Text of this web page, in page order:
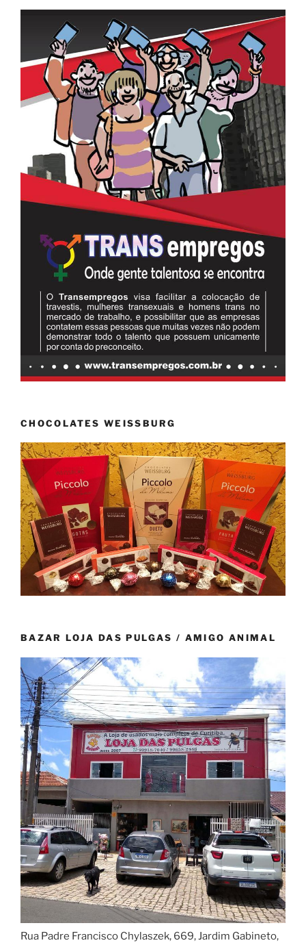
CHOCOLATES WEISSBURG
BAZAR LOJA DAS PULGAS / AMIGO ANIMAL
Rua Padre Francisco Chylaszek, 669, Jardim Gabineto,